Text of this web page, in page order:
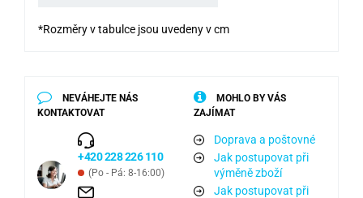
*Rozměry v tabulce jsou uvedeny v cm
NEVÁHEJTE NÁS
KONTAKTOVAT
+420 228 226 110
(Po - Pá: 8-16:00)
MOHLO BY VÁS
ZAJÍMAT
Doprava a poštovné
Jak postupovat při
výměně zboží
Jak postupovat při